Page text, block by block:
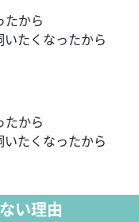
たから
たくなったから
たから
たくなったから
い理由